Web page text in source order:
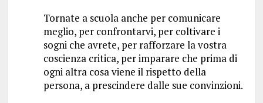
Tornate a scuola anche per comunicare
meglio, per confrontarvi, per coltivare i
sogni che avrete, per rafforzare la vostra
coscienza critica, per imparare che prima di
ogni altra cosa viene il rispetto della
persona, a prescindere dalle sue convinzioni.